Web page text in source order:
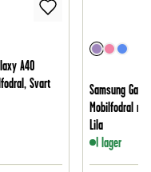
A40
Svart
Samsung
Mobilfodral
Lila
I lager